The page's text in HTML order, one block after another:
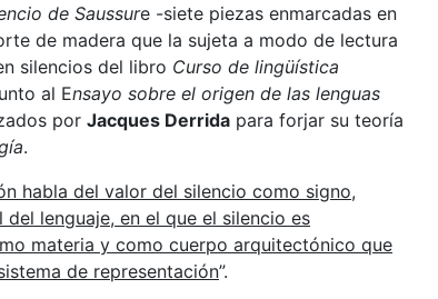
de Saussure -siete piezas enmarcadas en
de madera que la sujeta a modo de lectura
silencios del libro Curso de lingüística
al Ensayo sobre el origen de las lenguas
por Jacques Derrida para forjar su teoría
.
habla del valor del silencio como signo,
lenguaje, en el que el silencio es
materia y como cuerpo arquitectónico que
de representación”.